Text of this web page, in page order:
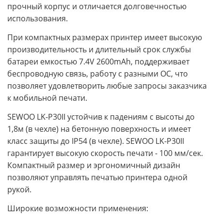
прочный корпус и отличается долговечностью
использования.
При компактных размерах принтер имеет высокую
производительность и длительный срок службы
батареи емкостью 7.4V 2600mAh, поддерживает
беспроводную связь, работу с разными ОС, что
позволяет удовлетворить любые запросы заказчика
к мобильной печати.
SEWOO LK-P30II устойчив к падениям с высоты до
1,8м (в чехле) на бетонную поверхность и имеет
класс защиты до IP54 (в чехле). SEWOO LK-P30II
гарантирует высокую скорость печати - 100 мм/сек.
Компактный размер и эргономичный дизайн
позволяют управлять печатью принтера одной
рукой.
Широкие возможности применения: